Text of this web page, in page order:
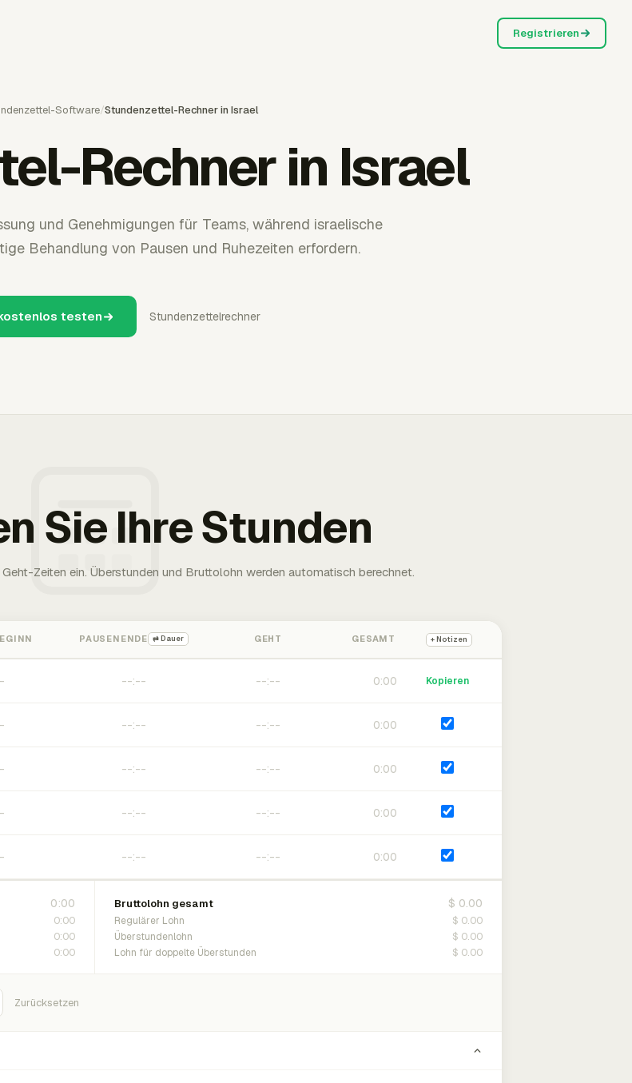
Registrieren
Software/Stundenzettel-Rechner in Israel
Rechner in Israel
und Genehmigungen für Teams, während israelische
Behandlung von Pausen und Ruhezeiten erfordern.
testen Stundenzettelrechner
Sie Ihre Stunden
Zeiten ein. Überstunden und Bruttolohn werden automatisch berechnet.
PAUSENENDE ⇄ Dauer GEHT GESAMT + Notizen
0:00 Kopieren
0:00
0:00
0:00
0:00
0:00
0:00
0:00
0:00
Bruttolohn gesamt $ 0.00
Regulärer Lohn $ 0.00
Überstundenlohn $ 0.00
Lohn für doppelte Überstunden $ 0.00
Zurücksetzen